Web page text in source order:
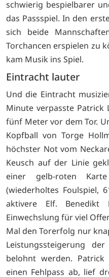
schwierig bespielbarer
das Passspiel. In den
sich beide
Torchancen erspielen zu
kam Musik ins Spiel.
Eintracht lauter
Und die Eintracht
Minute verpasste Patrick
fünf Meter vor dem Tor.
Kopfball von Torge
höchster Not vom
Keusch auf der Linie
einer gelb-roten
(wiederholtes Foulspiel,
aktivere Elf. Benedikt
Einwechslung für viel
Mal den Torerfolg nur
Leistungssteigerung
belohnt werden.
einen Fehlpass ab, lief